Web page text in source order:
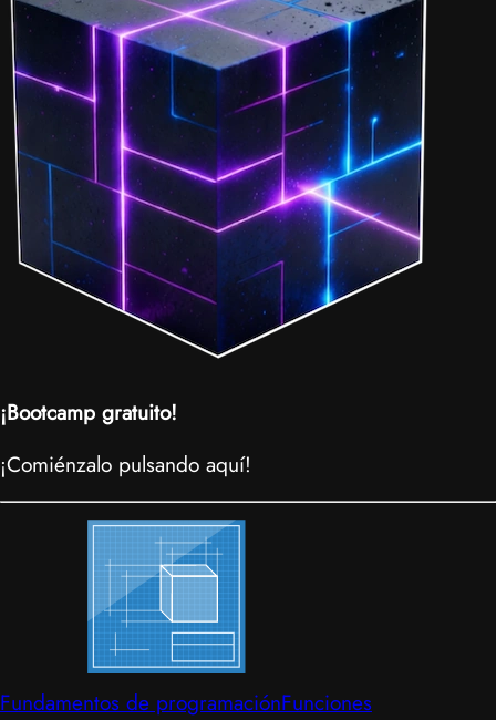
¡Bootcamp gratuito!
¡Comiénzalo pulsando aquí!
Fundamentos de programaciónFunciones